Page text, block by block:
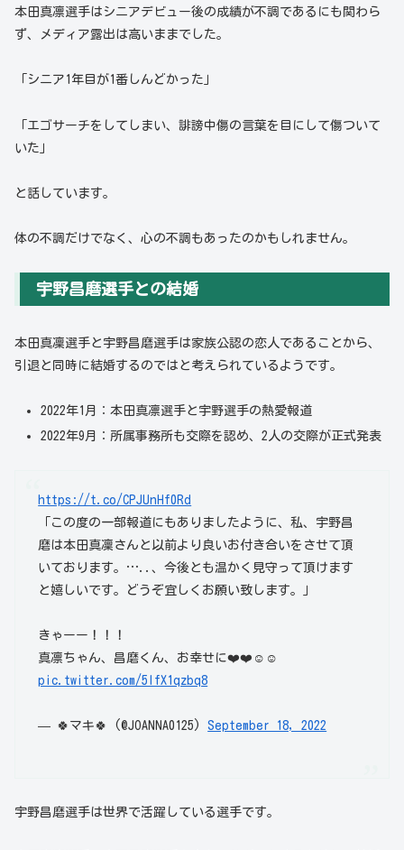
本田真凛選手はシニアデビュー後の成績が不調であるにも関わら
ず、メディア露出は高いままでした。
「シニア1年目が1番しんどかった」
「エゴサーチをしてしまい、誹謗中傷の言葉を目にして傷ついて
いた」
と話しています。
体の不調だけでなく、心の不調もあったのかもしれません。
宇野昌磨選手との結婚
本田真凜選手と宇野昌磨選手は家族公認の恋人であることから、
引退と同時に結婚するのではと考えられているようです。
2022年1月：本田真凛選手と宇野選手の熱愛報道
2022年9月：所属事務所も交際を認め、2人の交際が正式発表
https://t.co/CPJUnHf0Rd
「この度の一部報道にもありましたように、私、宇野昌
磨は本田真凜さんと以前より良いお付き合いをさせて頂
いております。…..、今後とも温かく見守って頂けます
と嬉しいです。どうぞ宜しくお願い致します。」
きゃーー！！！
真凛ちゃん、昌磨くん、お幸せに❤️❤️☺️☺️
pic.twitter.com/5lfX1qzbq8
— 🍀マキ🍀 (@JOANNA0125)September 18, 2022
宇野昌磨選手は世界で活躍している選手です。